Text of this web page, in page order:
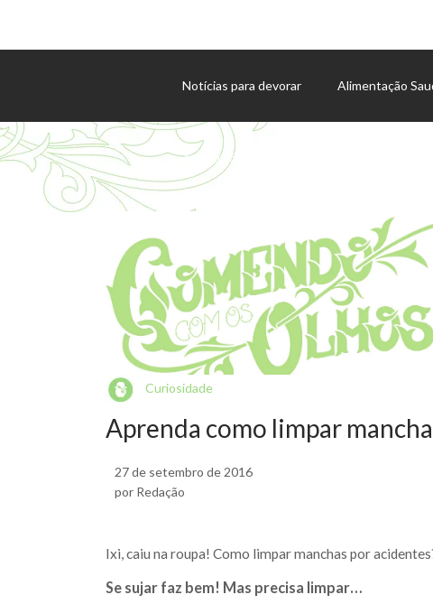
Notícias para devorar Alimentação
Agenda de eventos
Curiosidade
Aprenda como limpar
27 de setembro de 2016
por Redação
Ixi, caiu na roupa! Como limpar manchas por
Se sujar faz bem! Mas precisa limpar…